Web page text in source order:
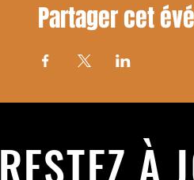
Partager cet
RESTEZ À